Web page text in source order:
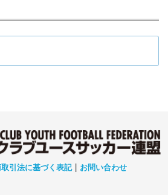
引法に基づく表記| お問い合わせ